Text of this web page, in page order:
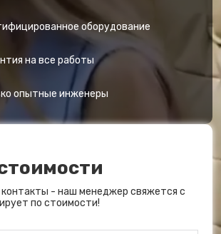
оборудование
на все работы
опытные инженеры
- наш менеджер свяжется с
по стоимости!